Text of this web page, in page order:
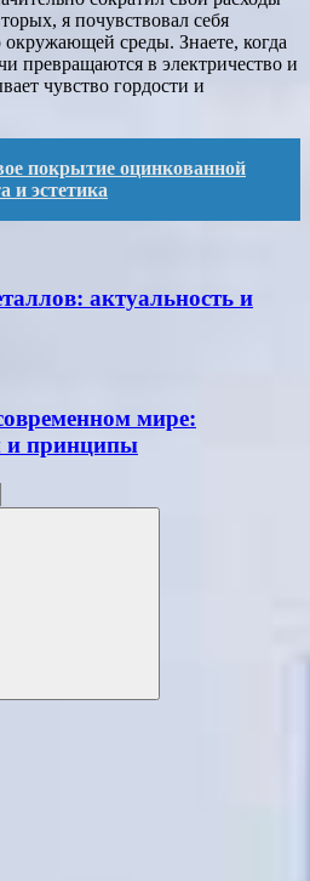
я почувствовал себя
среды. Знаете, когда
превращаются в электричество и
чувство гордости и
покрытие оцинкованной
и эстетика
актуальность и
мире:
и принципы